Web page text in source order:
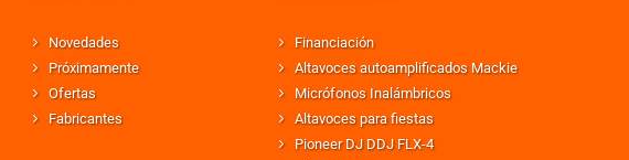
Novedades
Próximamente
Ofertas
Fabricantes
Financiación
Altavoces autoamplificados Mackie
Micrófonos Inalámbricos
Altavoces para fiestas
Pioneer DJ DDJ FLX-4